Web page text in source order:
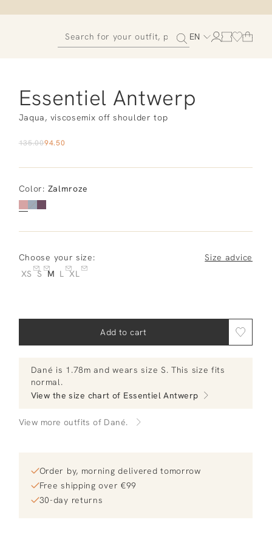
EN
Essentiel Antwerp
Jaqua, viscosemix off shoulder top
135.0094.50
Color: Zalmroze
Choose your size:
Size advice
XS S M L XL
Add to cart
Dané is 1.78m and wears size S. This size fits
normal.
View the size chart of Essentiel Antwerp
View more outfits of Dané.
Order by, morning delivered tomorrow
Free shipping over €99
30-day returns